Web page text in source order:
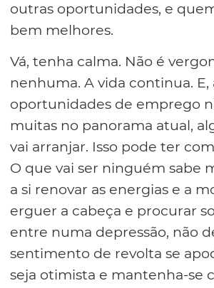
outras oportunidades, e
bem melhores.
Vá, tenha calma. Não é
nenhuma. A vida continua. E,
oportunidades de emprego
muitas no panorama atual,
vai arranjar. Isso pode ter
O que vai ser ninguém sabe
a si renovar as energias e a
erguer a cabeça e procurar
entre numa depressão, não
sentimento de revolta se
seja otimista e mantenha-se